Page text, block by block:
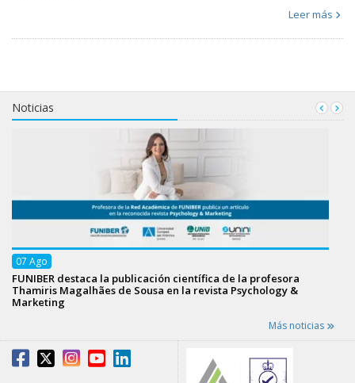
Leer más
Noticias
07 Ago
FUNIBER destaca la publicación científica de la profesora
Thamiris Magalhães de Sousa en la revista Psychology &
Marketing
Más noticias